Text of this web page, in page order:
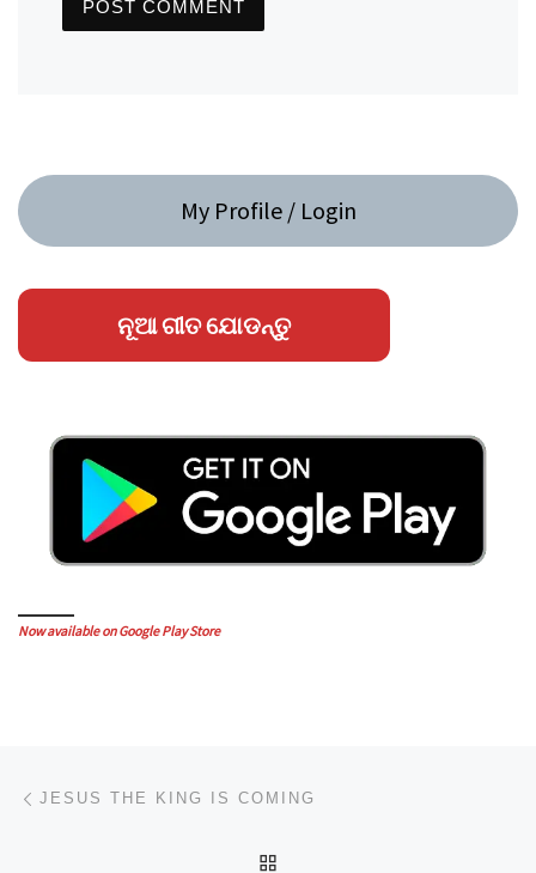
My Profile / Login
ନୂଆ ଗୀତ ଯୋଡନ୍ତୁ
Now available on Google Play Store
JESUS THE KING IS COMING